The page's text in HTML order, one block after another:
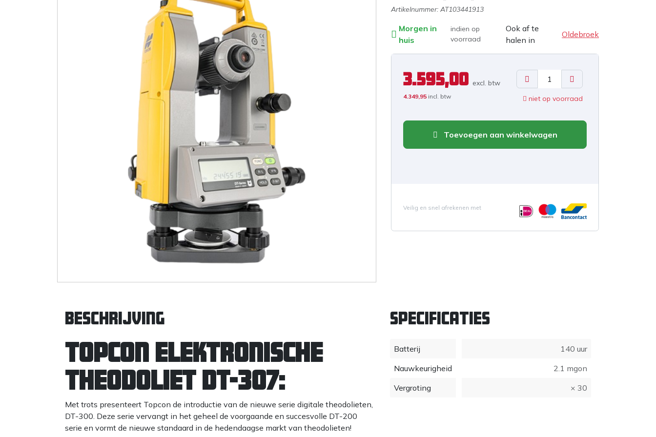
Artikelnummer: AT103441913
Morgen in
huis
indien op
voorraad
Ook af te
halen in
Oldebroek
3.595,00 excl. btw
4.349,95 incl. btw niet op voorraad
Toevoegen aan winkelwagen
Veilig en snel afrekenen met
Beschrijving
Topcon elektronische
theodoliet DT-307:
Met trots presenteert Topcon de introductie van de nieuwe serie digitale theodolieten,
DT-300. Deze serie vervangt in het geheel de voorgaande en succesvolle DT-200
serie en vormt de nieuwe standaard in de hedendaagse markt van theodolieten!
Specificaties
Batterij
140 uur
Nauwkeurigheid
2.1 mgon
Vergroting
× 30